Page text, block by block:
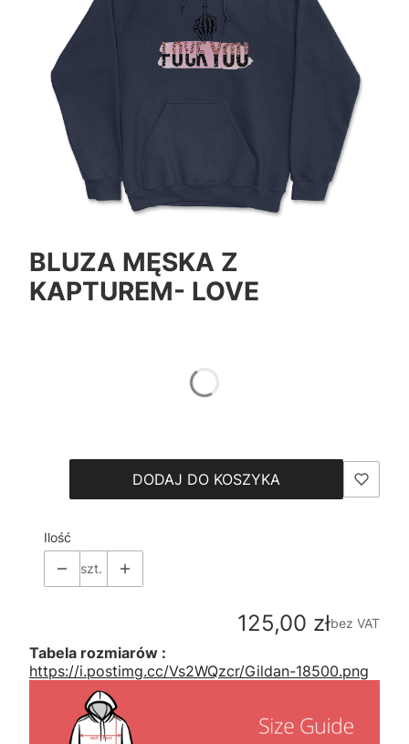
BLUZA MĘSKA Z
KAPTUREM- LOVE
DODAJ DO KOSZYKA
Ilość
szt.
Cena
125,00 złbez VAT
Tabela rozmiarów :
https://i.postimg.cc/Vs2WQzcr/Gildan-18500.png